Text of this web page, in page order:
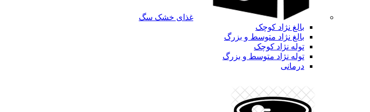
غذای خشک سگ
بالغ نژاد کوچک
بالغ نژاد متوسط و بزرگ
توله نژاد کوچک
توله نژاد متوسط و بزرگ
درمانی